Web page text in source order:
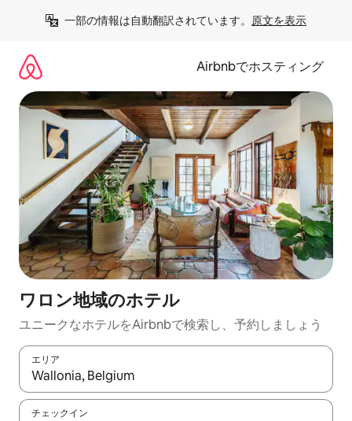
一部の情報は自動翻訳されています。 原文を表示
Airbnbでホスティング
ワロン地域のホ⁠テ⁠ル
ユニークなホ⁠テ⁠ル⁠をAirbnb⁠で検⁠索⁠し⁠、予⁠約し⁠ま⁠し⁠ょ⁠う
エリア
検索結果が表示されたら、上下の矢印キーを使って移動するか
チェックイン